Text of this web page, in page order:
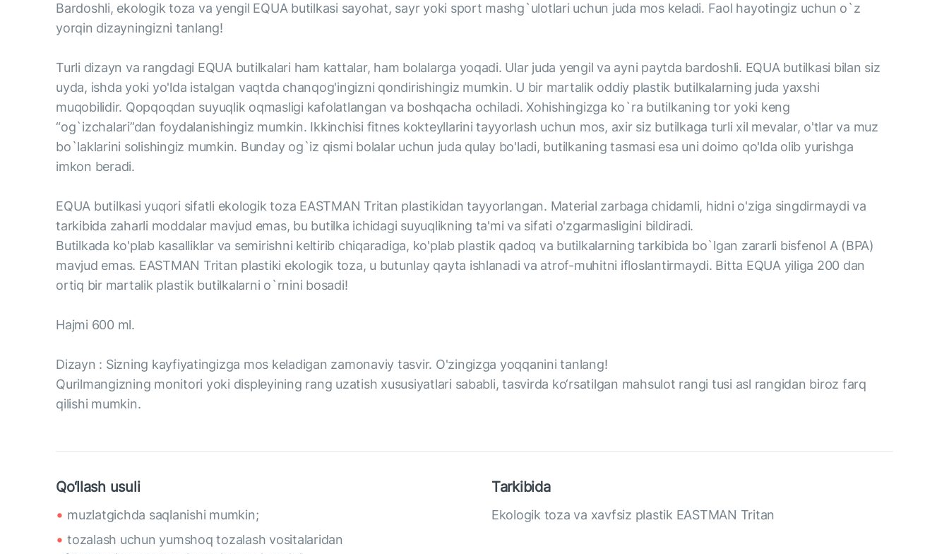
Bardoshli, ekologik toza va yengil EQUA butilkasi sayohat, sayr yoki sport mashg`ulotlari uchun juda mos keladi. Faol hayotingiz uchun o`z
yorqin dizayningizni tanlang!
Turli dizayn va rangdagi EQUA butilkalari ham kattalar, ham bolalarga yoqadi. Ular juda yengil va ayni paytda bardoshli. EQUA butilkasi bilan siz
uyda, ishda yoki yo'lda istalgan vaqtda chanqog'ingizni qondirishingiz mumkin. U bir martalik oddiy plastik butilkalarning juda yaxshi
muqobilidir. Qopqoqdan suyuqlik oqmasligi kafolatlangan va boshqacha ochiladi. Xohishingizga ko`ra butilkaning tor yoki keng
“og`izchalari”dan foydalanishingiz mumkin. Ikkinchisi fitnes kokteyllarini tayyorlash uchun mos, axir siz butilkaga turli xil mevalar, o'tlar va muz
bo`laklarini solishingiz mumkin. Bunday og`iz qismi bolalar uchun juda qulay bo'ladi, butilkaning tasmasi esa uni doimo qo'lda olib yurishga
imkon beradi.
EQUA butilkasi yuqori sifatli ekologik toza EASTMAN Tritan plastikidan tayyorlangan. Material zarbaga chidamli, hidni o'ziga singdirmaydi va
tarkibida zaharli moddalar mavjud emas, bu butilka ichidagi suyuqlikning ta'mi va sifati o'zgarmasligini bildiradi.
Butilkada ko'plab kasalliklar va semirishni keltirib chiqaradiga, ko'plab plastik qadoq va butilkalarning tarkibida bo`lgan zararli bisfenol A (BPA)
mavjud emas. EASTMAN Tritan plastiki ekologik toza, u butunlay qayta ishlanadi va atrof-muhitni ifloslantirmaydi. Bitta EQUA yiliga 200 dan
ortiq bir martalik plastik butilkalarni o`rnini bosadi!
Hajmi 600 ml.
Dizayn : Sizning kayfiyatingizga mos keladigan zamonaviy tasvir. O'zingizga yoqqanini tanlang!
Qurilmangizning monitori yoki displeyining rang uzatish xususiyatlari sababli, tasvirda ko‘rsatilgan mahsulot rangi tusi asl rangidan biroz farq
qilishi mumkin.
Qo‘llash usuli
muzlatgichda saqlanishi mumkin;
tozalash uchun yumshoq tozalash vositalaridan
Tarkibida
Ekologik toza va xavfsiz plastik EASTMAN Tritan